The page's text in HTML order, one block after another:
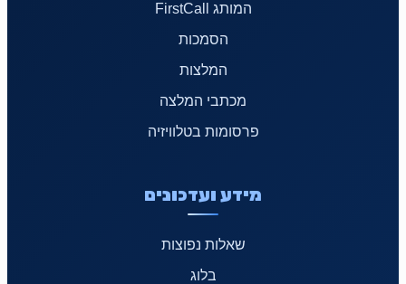
המותג FirstCall
הסמכות
המלצות
מכתבי המלצה
פרסומות בטלוויזיה
מידע ועדכונים
שאלות נפוצות
בלוג